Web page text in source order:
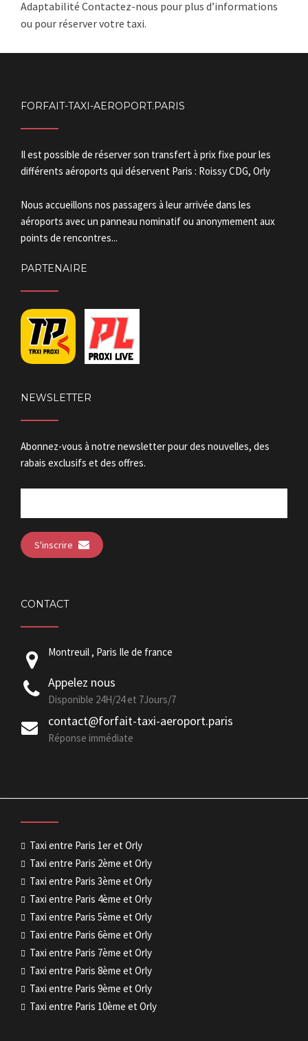
Adaptabilité Contactez-nous pour plus d’informations
ou pour réserver votre taxi.
FORFAIT-TAXI-AEROPORT.PARIS
Il est possible de réserver son transfert à prix fixe pour les
différents aéroports qui déservent Paris : Roissy CDG, Orly
Nous accueillons nos passagers à leur arrivée dans les
aéroports avec un panneau nominatif ou anonymement aux
points de rencontres...
PARTENAIRE
NEWSLETTER
Abonnez-vous à notre newsletter pour des nouvelles, des
rabais exclusifs et des offres.
S'inscrire
CONTACT
Montreuil , Paris Ile de france
Appelez nous
Disponible 24H/24 et 7Jours/7
contact@forfait-taxi-aeroport.paris
Réponse immédiate
Taxi entre Paris 1er et Orly
Taxi entre Paris 2ème et Orly
Taxi entre Paris 3ème et Orly
Taxi entre Paris 4ème et Orly
Taxi entre Paris 5ème et Orly
Taxi entre Paris 6ème et Orly
Taxi entre Paris 7ème et Orly
Taxi entre Paris 8ème et Orly
Taxi entre Paris 9ème et Orly
Taxi entre Paris 10ème et Orly